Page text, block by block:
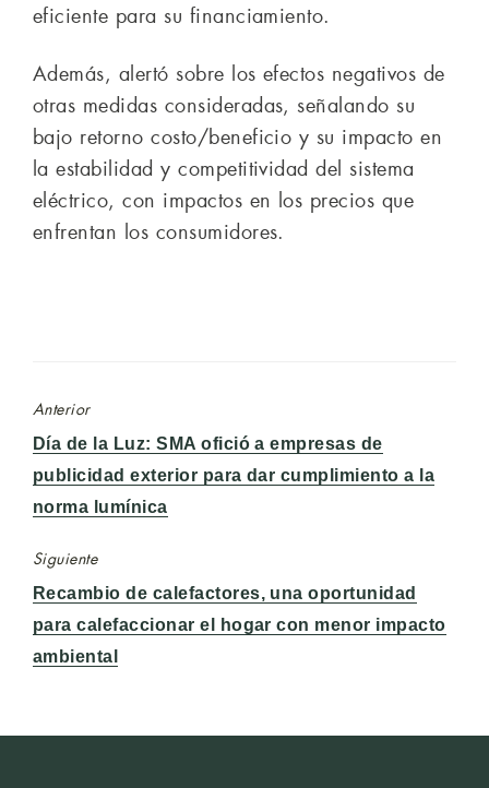
eficiente para su financiamiento.
Además, alertó sobre los efectos negativos de
otras medidas consideradas, señalando su
bajo retorno costo/beneficio y su impacto en
la estabilidad y competitividad del sistema
eléctrico, con impactos en los precios que
enfrentan los consumidores.
Anterior
Entrada
anterior:
Día de la Luz: SMA ofició a empresas de
publicidad exterior para dar cumplimiento a la
norma lumínica
Siguiente
Entrada
siguiente:
Recambio de calefactores, una oportunidad
para calefaccionar el hogar con menor impacto
ambiental